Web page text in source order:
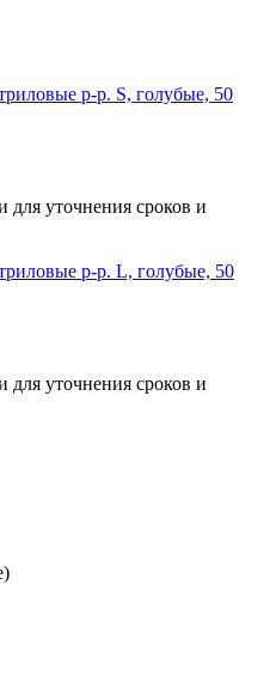
р-р. S, голубые, 50
уточнения сроков и
р-р. L, голубые, 50
уточнения сроков и